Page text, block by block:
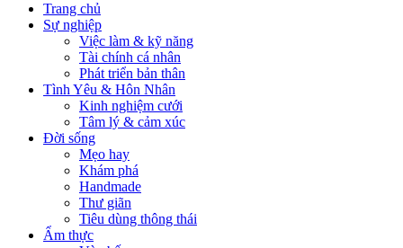
Trang chủ
Sự nghiệp
Việc làm & kỹ năng
Tài chính cá nhân
Phát triển bản thân
Tình Yêu & Hôn Nhân
Kinh nghiệm cưới
Tâm lý & cảm xúc
Đời sống
Mẹo hay
Khám phá
Handmade
Thư giãn
Tiêu dùng thông thái
Ẩm thực